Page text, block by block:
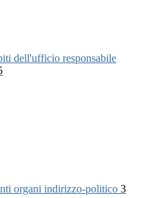
dell'ufficio responsabile
organi indirizzo-politico 3